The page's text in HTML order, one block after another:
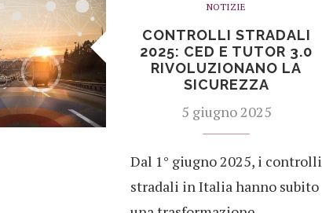
NOTIZIE
CONTROLLI STRADALI
2025: CED E TUTOR 3.0
RIVOLUZIONANO LA
SICUREZZA
5 giugno 2025
Dal 1° giugno 2025, i controlli
stradali in Italia hanno subito